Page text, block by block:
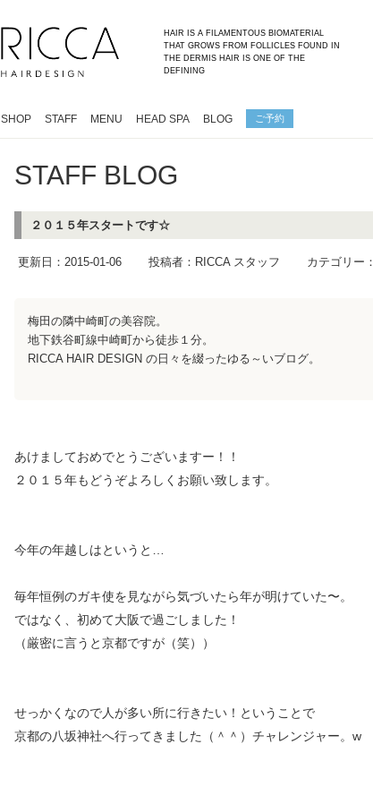
HAIR IS A FILAMENTOUS BIOMATERIAL
THAT GROWS FROM FOLLICLES FOUND IN
THE DERMIS HAIR IS ONE OF THE
DEFINING
SHOP STAFF MENU HEAD SPA BLOG ご予約
STAFF BLOG
２０１５年スタートです☆
更新日：2015-01-06 投稿者：RICCA スタッフ カテゴリー：
梅田の隣中崎町の美容院。
地下鉄谷町線中崎町から徒歩１分。
RICCA HAIR DESIGN の日々を綴ったゆる～いブログ。
あけましておめでとうございますー！！
２０１５年もどうぞよろしくお願い致します。
今年の年越しはというと…
毎年恒例のガキ使を見ながら気づいたら年が明けていた〜。
ではなく、初めて大阪で過ごしました！
（厳密に言うと京都ですが（笑））
せっかくなので人が多い所に行きたい！ということで
京都の八坂神社へ行ってきました（＾＾）チャレンジャー。w